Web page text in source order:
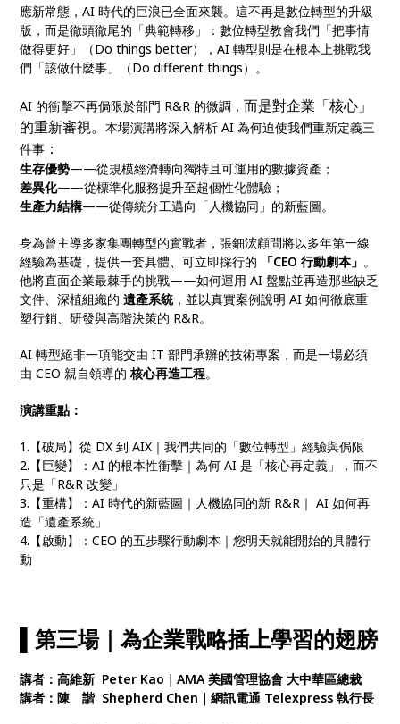
應新常態，AI 時代的巨浪已全面來襲。這不再是數位轉型的升級
版，而是徹頭徹尾的「典範轉移」：數位轉型教會我們「把事情
做得更好」（Do things better），AI 轉型則是在根本上挑戰我
們「該做什麼事」（Do different things）。
AI 的衝擊不再侷限於部門 R&R 的微調，而是對企業「核心」
的重新審視。本場演講將深入解析 AI 為何迫使我們重新定義三
件事 ：
生存優勢——從規模經濟轉向獨特且可運用的數據資產；
差異化——從標準化服務提升至超個性化體驗；
生產力結構——從傳統分工邁向「人機協同」的新藍圖。
身為曾主導多家集團轉型的實戰者，張鈿浤顧問將以多年第一線
經驗為基礎，提供一套具體、可立即採行的
「CEO 行動劇本」 。
他將直面企業最棘手的挑戰——如何運用 AI 盤點並再造那些缺乏
文件、深植組織的遺產系統，並以真實案例說明 AI 如何徹底重
塑行銷、研發與高階決策的 R&R。
AI 轉型絕非一項能交由 IT 部門承辦的技術專案，而是一場必須
由 CEO 親自領導的核心再造工程。
演講重點：
1.【破局】從 DX 到 AIX｜我們共同的「數位轉型」經驗與侷限
2.【巨變】：AI 的根本性衝擊｜為何 AI 是「核心再定義」，而不
只是「R&R 改變」
3.【重構】：AI 時代的新藍圖｜人機協同的新 R&R｜ AI 如何再
造「遺產系統」
4.【啟動】：CEO 的五步驟行動劇本｜您明天就能開始的具體行
動
▌第三場｜為企業戰略插上學習的翅膀
講者：高維新 Peter Kao｜AMA 美國管理協會 大中華區總裁
講者：陳 諧 Shepherd Chen｜網訊電通 Telexpress 執行長